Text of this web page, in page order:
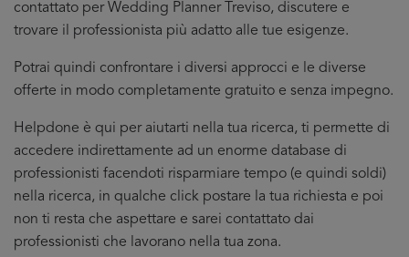
contattato per Wedding Planner Treviso, discutere e
trovare il professionista più adatto alle tue esigenze.
Potrai quindi confrontare i diversi approcci e le diverse
offerte in modo completamente gratuito e senza impegno.
Helpdone è qui per aiutarti nella tua ricerca, ti permette di
accedere indirettamente ad un enorme database di
professionisti facendoti risparmiare tempo (e quindi soldi)
nella ricerca, in qualche click postare la tua richiesta e poi
non ti resta che aspettare e sarei contattato dai
professionisti che lavorano nella tua zona.